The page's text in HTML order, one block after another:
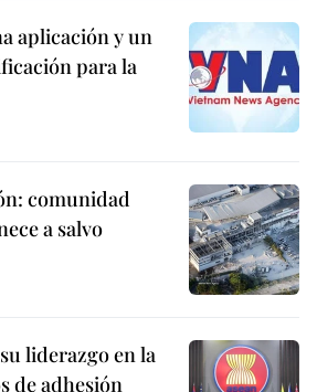
aplicación y un
para la
comunidad
a salvo
liderazgo en la
de adhesión